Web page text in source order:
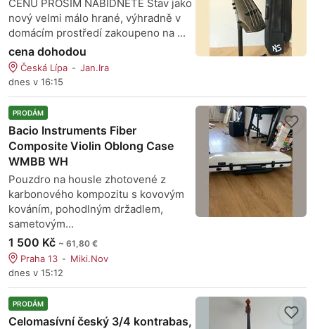
CENU PROSÍM NABÍDNĚTE Stav jako
nový velmi málo hrané, výhradně v
domácím prostředí zakoupeno na ...
cena dohodou
Česká Lípa
Jan.Ira
dnes v 16:15
PRODÁM
Bacio Instruments Fiber
Composite Violin Oblong Case
WMBB WH
Pouzdro na housle zhotovené z
karbonového kompozitu s kovovým
kováním, pohodlným držadlem,
sametovým...
1 500 Kč ~ 61,80 €
Praha 13
Miki.Nov
dnes v 15:12
PRODÁM
Celomasívní český 3/4 kontrabas,